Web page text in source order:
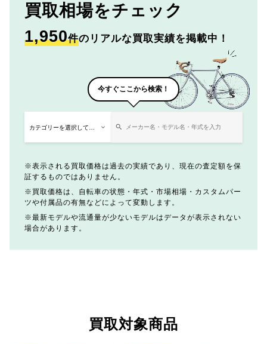
買取相場をチェック
1,950件のリアルな買取実績を掲載中！
今すぐここから検索！
表示される買取価格は過去の実績であり、現在の査定額を保
証するものではありません。
買取価格は、自転車の状態・年式・市場相場・カスタムパー
ツや付属品の有無などによって変動します。
最新モデルや流通量が少ないモデルはデータが表示されない
場合があります。
買取対象商品